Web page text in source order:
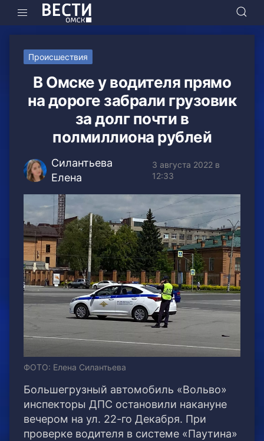
Происшествия
В Омске у водителя прямо
на дороге забрали грузовик
за долг почти в
полмиллиона рублей
Силантьева
Елена
3 августа 2022 в
12:33
ФОТО: Елена Силантьева
Большегрузный автомобиль «Вольво»
инспекторы ДПС остановили накануне
вечером на ул. 22-го Декабря. При
проверке водителя в системе «Паутина»